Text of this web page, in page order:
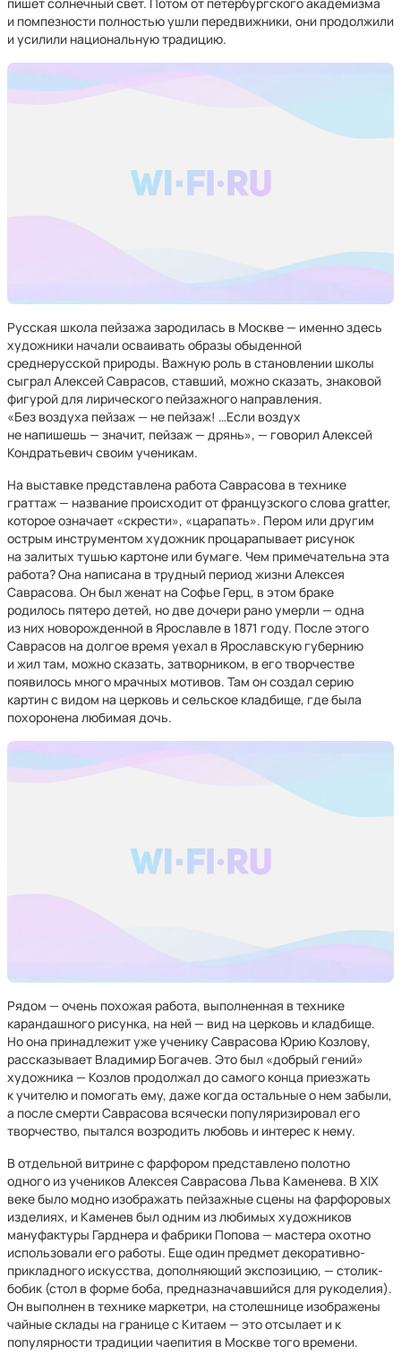
и помпезности полностью ушли передвижники, они продолжили
и усилили национальную традицию.
Русская школа пейзажа зародилась в Москве — именно здесь
художники начали осваивать образы обыденной
среднерусской природы. Важную роль в становлении школы
сыграл Алексей Саврасов, ставший, можно сказать, знаковой
фигурой для лирического пейзажного направления.
«Без воздуха пейзаж — не пейзаж! …Если воздух
не напишешь — значит, пейзаж — дрянь», — говорил Алексей
Кондратьевич своим ученикам.
На выставке представлена работа Саврасова в технике
граттаж — название происходит от французского слова gratter,
которое означает «скрести», «царапать». Пером или другим
острым инструментом художник процарапывает рисунок
на залитых тушью картоне или бумаге. Чем примечательна эта
работа? Она написана в трудный период жизни Алексея
Саврасова. Он был женат на Софье Герц, в этом браке
родилось пятеро детей, но две дочери рано умерли — одна
из них новорожденной в Ярославле в 1871 году. После этого
Саврасов на долгое время уехал в Ярославскую губернию
и жил там, можно сказать, затворником, в его творчестве
появилось много мрачных мотивов. Там он создал серию
картин с видом на церковь и сельское кладбище, где была
похоронена любимая дочь.
Рядом — очень похожая работа, выполненная в технике
карандашного рисунка, на ней — вид на церковь и кладбище.
Но она принадлежит уже ученику Саврасова Юрию Козлову,
рассказывает Владимир Богачев. Это был «добрый гений»
художника — Козлов продолжал до самого конца приезжать
к учителю и помогать ему, даже когда остальные о нем забыли,
а после смерти Саврасова всячески популяризировал его
творчество, пытался возродить любовь и интерес к нему.
В отдельной витрине с фарфором представлено полотно
одного из учеников Алексея Саврасова Льва Каменева. В XIX
веке было модно изображать пейзажные сцены на фарфоровых
изделиях, и Каменев был одним из любимых художников
мануфактуры Гарднера и фабрики Попова — мастера охотно
использовали его работы. Еще один предмет декоративно-
прикладного искусства, дополняющий экспозицию, — столик-
бобик (стол в форме боба, предназначавшийся для рукоделия).
Он выполнен в технике маркетри, на столешнице изображены
чайные склады на границе с Китаем — это отсылает и к
популярности традиции чаепития в Москве того времени.